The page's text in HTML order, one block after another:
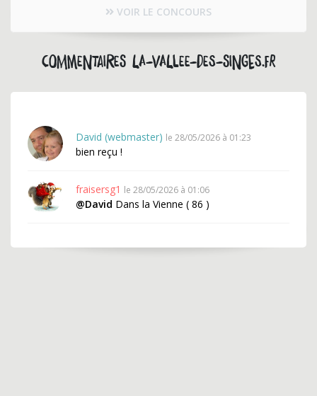
VOIR LE CONCOURS
Commentaires la-vallee-des-singes.fr
David (webmaster) le 28/05/2026 à 01:23
bien reçu !
fraisersg1 le 28/05/2026 à 01:06
@David Dans la Vienne ( 86 )